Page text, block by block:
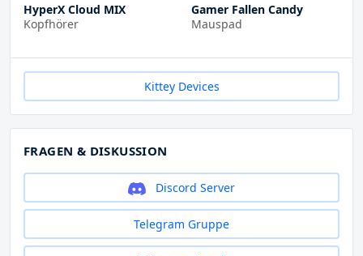
HyperX Cloud MIX
Kopfhörer
Gamer Fallen Candy
Mauspad
Kittey Devices
FRAGEN & DISKUSSION
Discord Server
Telegram Gruppe